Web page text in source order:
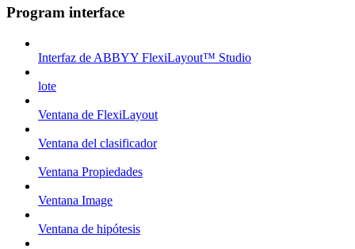
Program interface
Interfaz de ABBYY FlexiLayout™ Studio
lote
Ventana de FlexiLayout
Ventana del clasificador
Ventana Propiedades
Ventana Image
Ventana de hipótesis